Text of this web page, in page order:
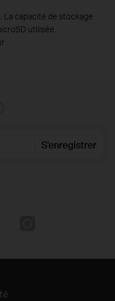
La capacité de stockage
utilisée.
S'enregistrer